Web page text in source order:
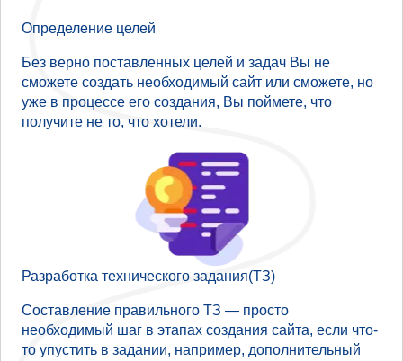
Определение целей
Без верно поставленных целей и задач Вы не
сможете создать необходимый сайт или сможете, но
уже в процессе его создания, Вы поймете, что
получите не то, что хотели.
Разработка технического задания(ТЗ)
Составление правильного ТЗ — просто
необходимый шаг в этапах создания сайта, если что-
то упустить в задании, например, дополнительный